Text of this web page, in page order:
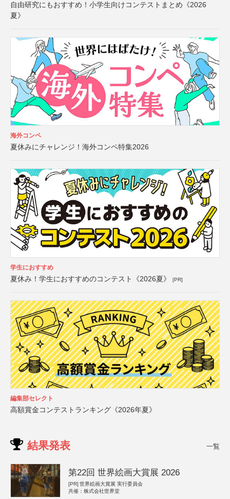
自由研究にもおすすめ！小学生向けコンテストまとめ《2026
夏》
海外コンペ
夏休みにチャレンジ！海外コンペ特集2026
学生におすすめ
夏休み！学生におすすめのコンテスト《2026夏》 [PR]
編集部セレクト
高額賞金コンテストランキング《2026年夏》
結果発表 一覧
第22回 世界絵画大賞展 2026
[PR] 世界絵画大賞展 実行委員会
共催：株式会社世界堂